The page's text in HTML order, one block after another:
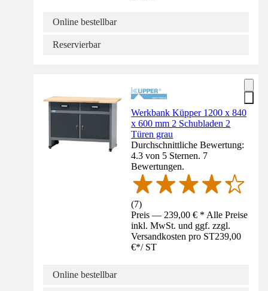
Online bestellbar
Reservierbar
Werkbank Küpper 1200 x 840
x 600 mm 2 Schubladen 2
Türen grau
Durchschnittliche Bewertung:
4.3 von 5 Sternen. 7
Bewertungen.
(7)
Preis — 239,00 € * Alle Preise
inkl. MwSt. und ggf. zzgl.
Versandkosten pro ST239,00
€*/ ST
Online bestellbar